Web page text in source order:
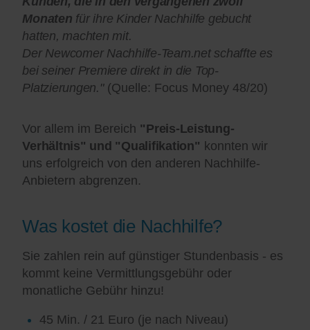
Monaten für ihre Kinder Nachhilfe gebucht
hatten, machten mit.
Der Newcomer Nachhilfe-Team.net schaffte es
bei seiner Premiere direkt in die Top-
Platzierungen."(Quelle: Focus Money 48/20)
Vor allem im Bereich "Preis-Leistung-
Verhältnis" und "Qualifikation" konnten wir
uns erfolgreich von den anderen Nachhilfe-
Anbietern abgrenzen.
Was kostet die Nachhilfe?
Sie zahlen rein auf günstiger Stundenbasis - es
kommt keine Vermittlungsgebühr oder
monatliche Gebühr hinzu!
45 Min. / 21 Euro (je nach Niveau)